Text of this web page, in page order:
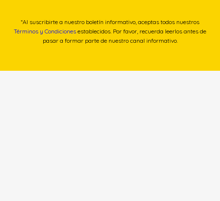
*Al suscribirte a nuestro boletín informativo, aceptas todos nuestros
Términos y Condiciones establecidos. Por favor, recuerda leerlos antes de
pasar a formar parte de nuestro canal informativo.